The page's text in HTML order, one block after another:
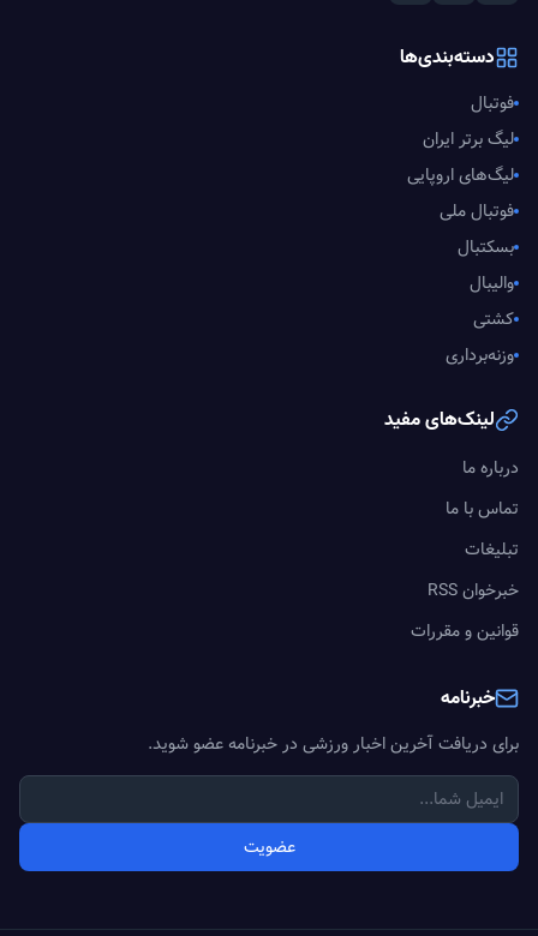
دسته‌بندی‌ها
فوتبال
لیگ برتر ایران
لیگ‌های اروپایی
فوتبال ملی
بسکتبال
والیبال
کشتی
وزنه‌برداری
لینک‌های مفید
درباره ما
تماس با ما
تبلیغات
خبرخوان RSS
قوانین و مقررات
خبرنامه
برای دریافت آخرین اخبار ورزشی در خبرنامه عضو شوید.
عضویت